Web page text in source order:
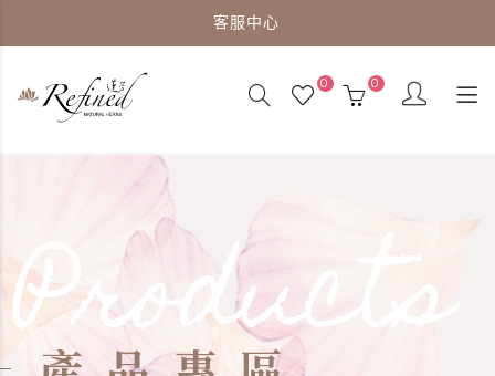
客服中心
0 0
Products